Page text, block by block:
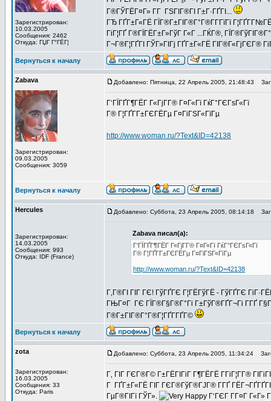
Зарегистрирован:
10.03.2005
Сообщения: 2462
Откуда: ГЏГ Г°ГЁГ¦
Г®ГЎГЁГ¤Г» Г­Г ГЅГІГ®ГІ Г±Г·ГҐГІ...
ГЂ ГҐГ±Г«ГЁ ГЇГ®Г±ГІГ®Г°Г®Г­Г­ГїГї
ГіГ¦ГҐ Г®ГЇГЁГ±Г»ГўГ Г«Г ...ГЌГ®,
Г¬Г®Г¦ГҐГІ ГЎГ»ГІГј ГҐГ±Г«ГЁ ГІГ®Г«ГјГЄГ®
Вернуться к началу
Zabava
Зарегистрирован:
09.03.2005
Сообщения: 3059
Добавлено: Пятница, 22 Апрель 2005, 21:48:43
Г‘ГЇГҐГ¶ГЁГ Г«ГјГ­Г® Г¤Г«Гї ГќГ°ГЄГѕГ«Гї
Г® Г¦ГҐГ­Г±ГЄГЁГµ Г¤ГіГЅГ«ГїГµ
http://www.woman.ru/?Text&ID=42138
Вернуться к началу
Hercules
Зарегистрирован:
14.03.2005
Сообщения: 993
Откуда: IDF (France)
Добавлено: Суббота, 23 Апрель 2005, 08:14:18
Zabava писал(а):
Г‘ГЇГҐГ¶ГЁГ Г«ГјГ­Г® Г¤Г«Гї ГќГ°ГЄГѕГ«Гї
Г® Г¦ГҐГ­Г±ГЄГЁГµ Г¤ГіГЅГ«ГїГµ
http://www.woman.ru/?Text&ID=42138
Г‚Г®ГІ ГІГ ГЄ! ГўГҐГЄ Г¦ГЁГўГЁ - ГўГҐГЄ
ГЊГ¤Г ГЄ ГЇГ®Г§Г®Г°Гі Г±ГўГ®ГҐГ¬Гі Г­ГҐ
Г®Г±ГІГ®Г°Г®Г¦ГҐГ­ГҐГ©
Вернуться к началу
zota
Зарегистрирован:
16.03.2005
Сообщения: 33
Откуда: Paris
Добавлено: Суббота, 23 Апрель 2005, 11:34:24
Г‚ ГІГ ГЄГ®Г© Г±ГЁГІГіГ Г¶ГЁГЁ Г­ГіГ¦Г­Г®
Г ГҐГ±Г«ГЁ ГІГ ГЄГ®ГўГ®ГЈГ® Г­ГҐ
ГµГ®ГІГї ГЎГ».
Г‘ГЄГ Г­Г¤Г Г«Г»